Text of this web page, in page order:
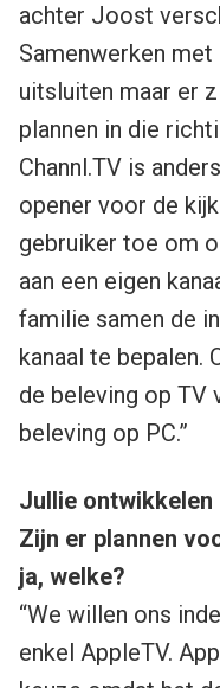
achter Joost
Samenwerken
uitsluiten maar er
plannen in die
Channl.TV is
opener voor de
gebruiker toe om
aan een eigen
familie samen de
kanaal te bepalen.
de beleving op TV
beleving op PC.”
Jullie ontwikkelen
Zijn er plannen
ja, welke?
“We willen ons
enkel AppleTV.